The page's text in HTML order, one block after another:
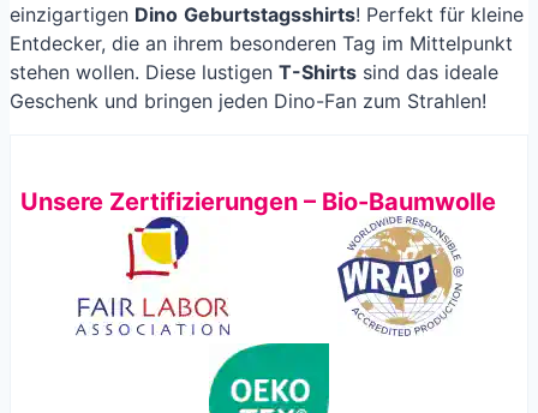
einzigartigen Dino Geburtstagsshirts! Perfekt für kleine
Entdecker, die an ihrem besonderen Tag im Mittelpunkt
stehen wollen. Diese lustigen T-Shirts sind das ideale
Geschenk und bringen jeden Dino-Fan zum Strahlen!
Unsere Zertifizierungen – Bio-Baumwolle